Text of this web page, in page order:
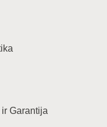
Garantija